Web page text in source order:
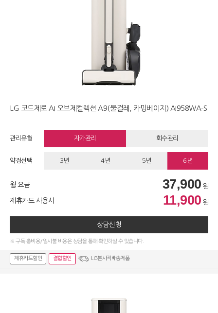
LG 코드제로 AI 오브제컬렉션 A9(물걸레, 카밍베이지) AI958WA-S
관리유형 자가관리 회수관리
약정선택 3년 4년 5년 6년
월 요금 37,900 원
제휴카드 사용시 11,900 원
상담신청
※ 구독 총비용/일시불 비용은 상담을 통해 확인하실 수 있습니다.
제휴카드할인 결합할인 LG본사직배송제품